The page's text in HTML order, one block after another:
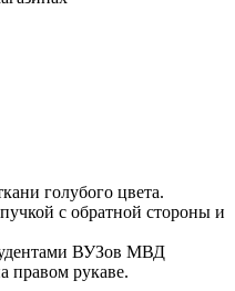
голубого цвета.
с обратной стороны и
ВУЗов МВД
правом рукаве.